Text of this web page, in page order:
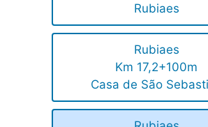
Rubiaes
Rubiaes
Km 17,2+100m
Casa de São